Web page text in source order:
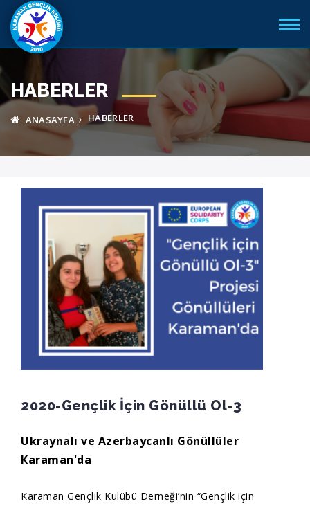
HABERLER
ANASAYFA HABERLER
2020-Gençlik İçin Gönüllü Ol-3
Ukraynalı ve Azerbaycanlı Gönüllüler
Karaman'da
Karaman Gençlik Kulübü Derneği’nin “Gençlik için